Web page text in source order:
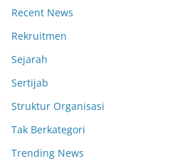
Recent News
Rekruitmen
Sejarah
Sertijab
Struktur Organisasi
Tak Berkategori
Trending News